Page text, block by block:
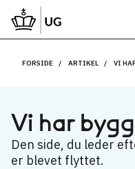
FORSIDE ARTIKEL VI
Vi har
Den side, du leder
er blevet flyttet.